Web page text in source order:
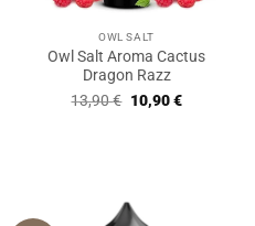
OWL SALT
Owl Salt Aroma Cactus
Dragon Razz
13,90€ Ursprünglicher
Preis
10,90€Aktueller